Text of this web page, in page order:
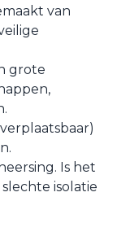
van
grote
Is het
isolatie